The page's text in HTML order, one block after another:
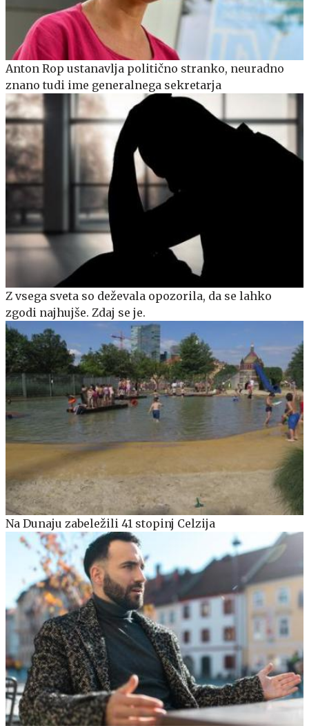
Anton Rop ustanavlja politično stranko, neuradno
znano tudi ime generalnega sekretarja
Z vsega sveta so deževala opozorila, da se lahko
zgodi najhujše. Zdaj se je.
Na Dunaju zabeležili 41 stopinj Celzija